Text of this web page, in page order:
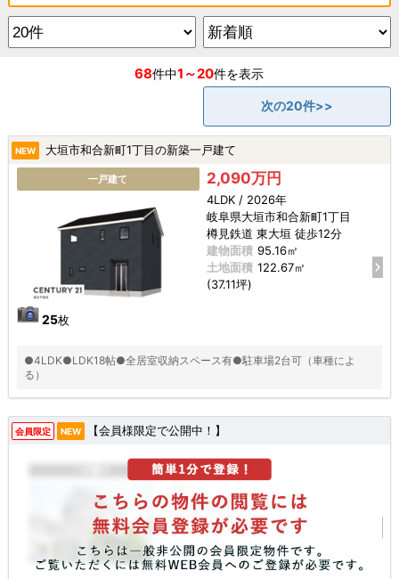
68件中1～20件を表示
次の20件>>
NEW 大垣市和合新町1丁目の新築一戸建て
一戸建て
25枚
2,090万円
4LDK / 2026年
岐阜県大垣市和合新町1丁目
樽見鉄道 東大垣 徒歩12分
建物面積 95.16㎡
土地面積 122.67㎡
(37.11坪)
●4LDK●LDK18帖●全居室収納スペース有●駐車場2台可（車種によ
る）
会員限定 NEW 【会員様限定で公開中！】